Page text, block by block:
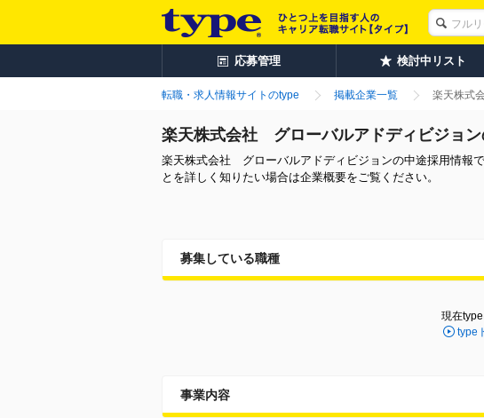
応募管理 検討中リスト
転職・求人情報サイトのtype 掲載企業一覧 楽天株式
楽天株式会社 グローバルアドディビジョン
楽天株式会社 グローバルアドディビジョンの中途採用情報
とを詳しく知りたい場合は企業概要をご覧ください。
募集している職種
現在
type
事業内容